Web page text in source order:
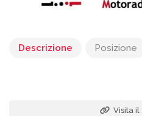
Descrizione Posizione
Visita il